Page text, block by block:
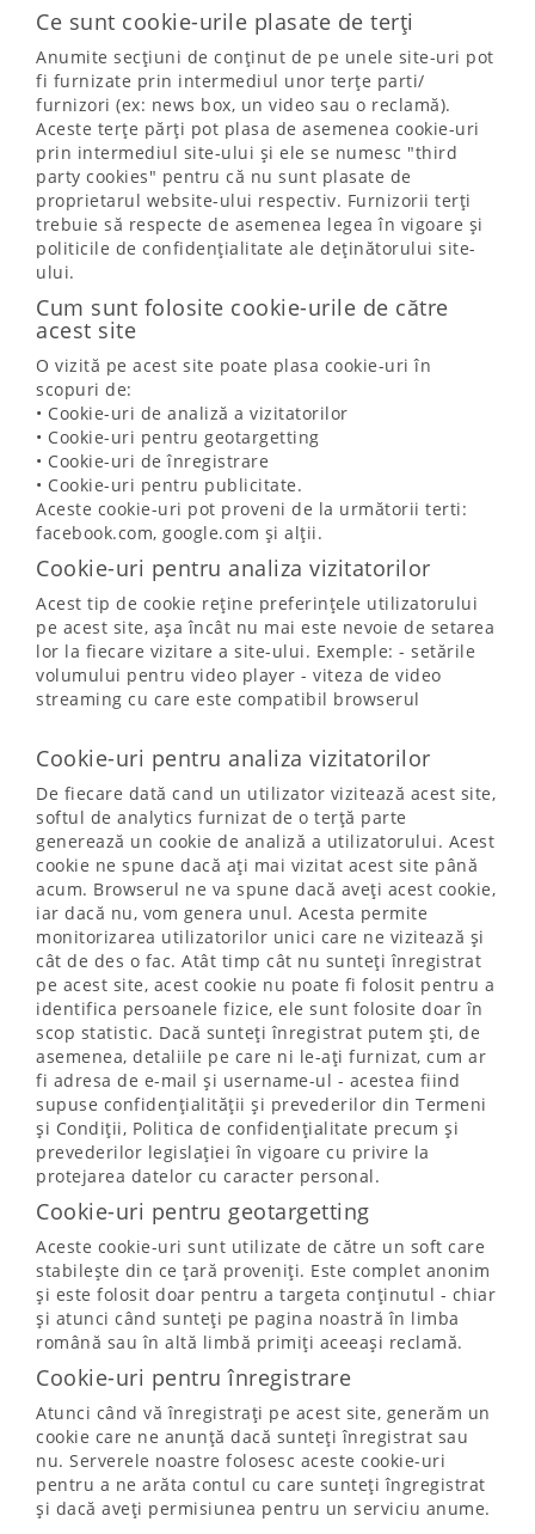
Ce sunt cookie-urile plasate de terți
Anumite secțiuni de conținut de pe unele site-uri pot
fi furnizate prin intermediul unor terțe parti/
furnizori (ex: news box, un video sau o reclamă).
Aceste terțe părți pot plasa de asemenea cookie-uri
prin intermediul site-ului și ele se numesc "third
party cookies" pentru că nu sunt plasate de
proprietarul website-ului respectiv. Furnizorii terți
trebuie să respecte de asemenea legea în vigoare și
politicile de confidențialitate ale deținătorului site-
ului.
Cum sunt folosite cookie-urile de către
acest site
O vizită pe acest site poate plasa cookie-uri în
scopuri de:
• Cookie-uri de analiză a vizitatorilor
• Cookie-uri pentru geotargetting
• Cookie-uri de înregistrare
• Cookie-uri pentru publicitate.
Aceste cookie-uri pot proveni de la următorii terti:
facebook.com, google.com și alții.
Cookie-uri pentru analiza vizitatorilor
Acest tip de cookie reține preferințele utilizatorului
pe acest site, așa încât nu mai este nevoie de setarea
lor la fiecare vizitare a site-ului. Exemple: - setările
volumului pentru video player - viteza de video
streaming cu care este compatibil browserul
Cookie-uri pentru analiza vizitatorilor
De fiecare dată cand un utilizator vizitează acest site,
softul de analytics furnizat de o terță parte
generează un cookie de analiză a utilizatorului. Acest
cookie ne spune dacă ați mai vizitat acest site până
acum. Browserul ne va spune dacă aveți acest cookie,
iar dacă nu, vom genera unul. Acesta permite
monitorizarea utilizatorilor unici care ne vizitează și
cât de des o fac. Atât timp cât nu sunteți înregistrat
pe acest site, acest cookie nu poate fi folosit pentru a
identifica persoanele fizice, ele sunt folosite doar în
scop statistic. Dacă sunteți înregistrat putem ști, de
asemenea, detaliile pe care ni le-ați furnizat, cum ar
fi adresa de e-mail și username-ul - acestea fiind
supuse confidențialității și prevederilor din Termeni
și Condiții, Politica de confidențialitate precum și
prevederilor legislației în vigoare cu privire la
protejarea datelor cu caracter personal.
Cookie-uri pentru geotargetting
Aceste cookie-uri sunt utilizate de către un soft care
stabilește din ce țară proveniți. Este complet anonim
și este folosit doar pentru a targeta conținutul - chiar
și atunci când sunteți pe pagina noastră în limba
română sau în altă limbă primiți aceeași reclamă.
Cookie-uri pentru înregistrare
Atunci când vă înregistrați pe acest site, generăm un
cookie care ne anunță dacă sunteți înregistrat sau
nu. Serverele noastre folosesc aceste cookie-uri
pentru a ne arăta contul cu care sunteți îngregistrat
și dacă aveți permisiunea pentru un serviciu anume.